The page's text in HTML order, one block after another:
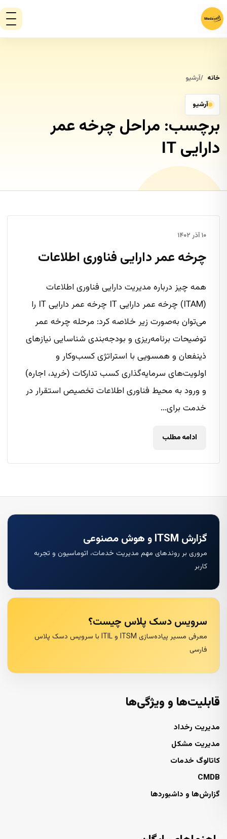
خانه آرشیو
آرشیو
برچسب: مراحل چرخه عمر
دارایی IT
۱۰ آذر ۱۴۰۲
چرخه عمر دارایی فناوری اطلاعات
همه چیز درباره مدیریت دارایی فناوری اطلاعات
(ITAM) چرخه عمر دارایی IT چرخه عمر دارایی IT را
می‌توان به‌صورت زیر خلاصه کرد: مرحله چرخه عمر
توضیحات برنامه‌ریزی و بودجه‌بندی شناسایی نیازهای
ذینفعان و همسویی با استراتژی کسب‌وکار و
اولویت‌های سرمایه‌گذاری کسب تدارکات (خرید، اجاره)
و ورود به محیط فناوری اطلاعات تخصیص استقرار در
خدمت برای...
ادامه مطلب
گزارش ITSM و هوش مصنوعی
مروری بر روندهای مهم مدیریت خدمات، اتوماسیون و تجربه
کاربر
سرویس دسک پلاس چیست؟
معرفی مسیر پیاده‌سازی ITSM و ITIL با سرویس دسک پلاس
فارسی
قابلیت‌ها و ویژگی‌ها
مدیریت رخداد
مدیریت مشکل
کاتالوگ خدمات
CMDB
گزارش‌ها و داشبوردها